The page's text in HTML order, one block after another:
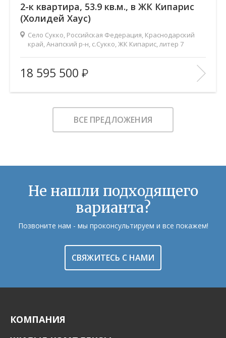
2-к квартира, 53.9 кв.м., в ЖК Кипарис
(Холидей Хаус)
Село Сукко, Российская Федерация, Краснодарский
край, Анапский р-н, с.Сукко, ЖК Кипарис, литер 7
Площадь (общ/жил/кух), м2:
53.9/20.7/24.8
Количество комнат:
2
Этаж:
6/8
В ИЗБРАННОЕ
18 595 500
ВСЕ ПРЕДЛОЖЕНИЯ
Не нашли подходящего
варианта?
Позвоните нам - мы проконсультируем и все покажем!
СВЯЖИТЕСЬ С НАМИ
КОМПАНИЯ